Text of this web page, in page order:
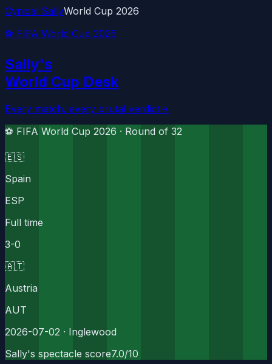
Cynical SallyWorld Cup 2026
⚽ FIFA World Cup 2026
Sally's
World Cup Desk
Every match, every brutal verdict→
⚽ FIFA World Cup 2026 · Round of 32
🇪🇸
Spain
ESP
Full time
3-0
🇦🇹
Austria
AUT
2026-07-02 · Inglewood
Sally's spectacle score7.0/10